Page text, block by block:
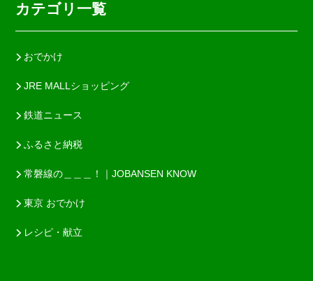
カテゴリ一覧
おでかけ
JRE MALLショッピング
鉄道ニュース
ふるさと納税
常磐線の＿＿＿！｜JOBANSEN KNOW
東京 おでかけ
レシピ・献立